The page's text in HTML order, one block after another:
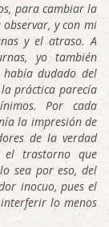
para cambiar la
y con mi
y el atraso. A
yo también
dudado del
práctica parecía
Por cada
la impresión de
de la verdad
el trastorno que
sea por eso, del
inocuo, puesel
lo menos